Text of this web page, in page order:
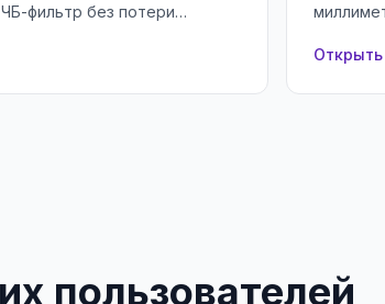
фильтр без потери
Открыть
пользователей